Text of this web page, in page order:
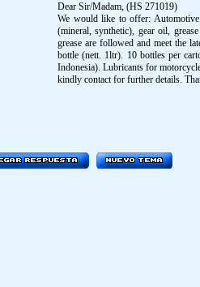
Dear Sir/Madam, (HS 271019)
We would like to offer:
(mineral, synthetic), gear oil,
grease are followed and meet the
bottle (nett. 1ltr). 10 bottles per
Indonesia). Lubricants for
kindly contact for further details.